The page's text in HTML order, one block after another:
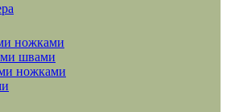
ножками
швами
ножками